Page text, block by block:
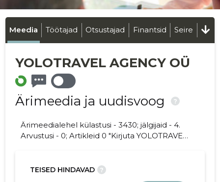
Meedia Töötajad Otsustajad Finantsid Seire
YOLOTRAVEL AGENCY OÜ
Ärimeedia ja uudisvoog ?
Ärimeedialehel külastusi - 3430; jälgijaid - 4.
Arvustusi - 0; Artikleid 0 "Kirjuta YOLOTRAVEL
TEISED HINDAVAD ?